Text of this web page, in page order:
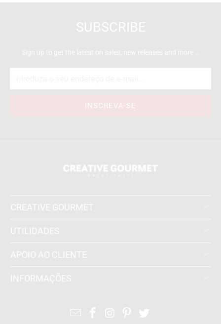
SUBSCRIBE
Sign up to get the latest on sales, new releases and more …
CREATIVE GOURMET
UTILIDADES
APOIO AO CLIENTE
INFORMAÇÕES